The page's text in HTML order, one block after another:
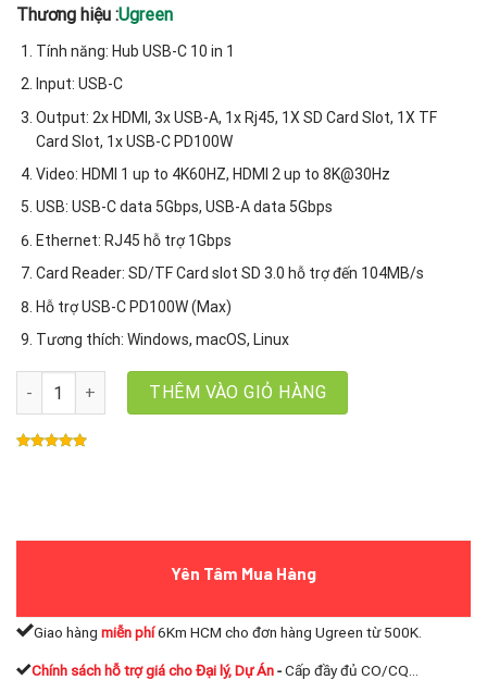
1.590.000₫.
Thương hiệu :Ugreen
Tính năng: Hub USB-C 10 in 1
Input: USB-C
Output: 2x HDMI, 3x USB-A, 1x Rj45, 1X SD Card Slot, 1X TF
Card Slot, 1x USB-C PD100W
Video: HDMI 1 up to 4K60HZ, HDMI 2 up to 8K@30Hz
USB: USB-C data 5Gbps, USB-A data 5Gbps
Ethernet: RJ45 hỗ trợ 1Gbps
Card Reader: SD/TF Card slot SD 3.0 hỗ trợ đến 104MB/s
Hỗ trợ USB-C PD100W (Max)
Tương thích: Windows, macOS, Linux
USB-C Hub Revodok Pro 210 10 in 1 Ugreen 15534 CM639, hỗ
THÊM VÀO GIỎ HÀNG
Yên Tâm Mua Hàng
Giao hàng miễn phí6Km HCM cho đơn hàng Ugreen từ 500K.
Chính sách hỗ trợ giá cho Đại lý, Dự Án-Cấp đầy đủ CO/CQ...